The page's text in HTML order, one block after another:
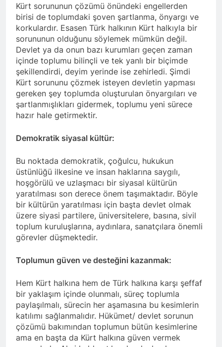
Hewlerê) Omid Xoşnav,
Hewler Belediye Başkanı
(Serokê Şeredarîya
Hewlerê) Karzan Abdulhadî
ve beraberindeki heyet, HAK-
PAR Diyarbakır il başkanlığını
ziyaret etti.
2 Yıl Ago
KAHROLSUN
SÖMÜRGECİLİK/YAŞASIN
ÖZGÜRLÜK YAŞASIN 1
MAYIS / BİJÎ 1 GÛLAN
2 Yıl Ago
DUYURU Hak ve
Özgürlükler
Partisi(HAK-PAR)
10. Olağan Büyük
Kongresi
25/05/2024
76 Kızılay/
Çankaya/ANKARA
adresinde (TMMOB
Makina
Mühendisleri Odası
Eğitim ve Kültür
Merkezi)
yapılacaktır.
2 Yıl Ago
HAK-PAR Parti Meclisi; ‘Güçlü
demokratik bir seçenek için el
ele verelim’ HAK-PAR Parti
tarihinde Ankara Genel
Merkez’de toplanarak
görüştü. 26 Mayıs 2024
tarihinde genel kongresini
yapma kararı alan Parti
Meclisimiz, aşağıdaki bildiriyi
kamuoyu ile paylaşmayı
kararlaştırdı.
2 Yıl Ago
KONFERANSI HAK-PAR
Kaplan 23 Mart 2024
tarihinde Danimarka’nın
başkenti Kopenhag’da
düzenlenen ’31 Mart 2024
yerel seçimleri ve Kürtler’
adlı konferansa konuk
konuşmacı olarak katıldı.
31 MART’A 5 KALA
“BİZ BİZE”…
2 Yıl Ago
Seçeneksiz Değiliz 31
MART YEREL SEÇİMLERİ
ve HAK-PAR Kemal Burkay
2 Yıl Ago
HAK-PAR İstanbul
devam ediyor.
Newroz Meşxelên
Rizgariyê ye
2 Yıl Ago
Newroz Kurtuluşun
Meşalesidir!
2 Yıl Ago
HAK-PAR bir heyetle,
Diyarbakır Gazeteciler
Cemiyeti’ni ziyaret etti.
Kürt sorununun çözümü önündeki engellerden
birisi de toplumdaki şoven şartlanma, önyargı ve
korkulardır. Esasen Türk halkının Kürt halkıyla bir
sorununun olduğunu söylemek mümkün değil.
Devlet ya da onun bazı kurumları geçen zaman
içinde toplumu bilinçli ve tek yanlı bir biçimde
şekillendirdi, deyim yerinde ise zehirledi. Şimdi
Kürt sorununu çözmek isteyen devletin yapması
gereken şey toplumda oluşturulan önyargıları ve
şartlanmışlıkları gidermek, toplumu yeni sürece
hazır hale getirmektir.
Demokratik siyasal kültür:
Bu noktada demokratik, çoğulcu, hukukun
üstünlüğü ilkesine ve insan haklarına saygılı,
hoşgörülü ve uzlaşmacı bir siyasal kültürün
yaratılması son derece önem taşımaktadır. Böyle
bir kültürün yaratılması için başta devlet olmak
üzere siyasi partilere, üniversitelere, basına, sivil
toplum kuruluşlarına, aydınlara, sanatçılara önemli
görevler düşmektedir.
Toplumun güven ve desteğini kazanmak:
Hem Kürt halkına hem de Türk halkına karşı şeffaf
bir yaklaşım içinde olunmalı, süreç toplumla
paylaşılmalı, sürecin her aşamasına bu kesimlerin
katılımı sağlanmalıdır. Hükümet/ devlet sorunun
çözümü bakımından toplumun bütün kesimlerine
ama en başta da Kürt halkına güven vermek